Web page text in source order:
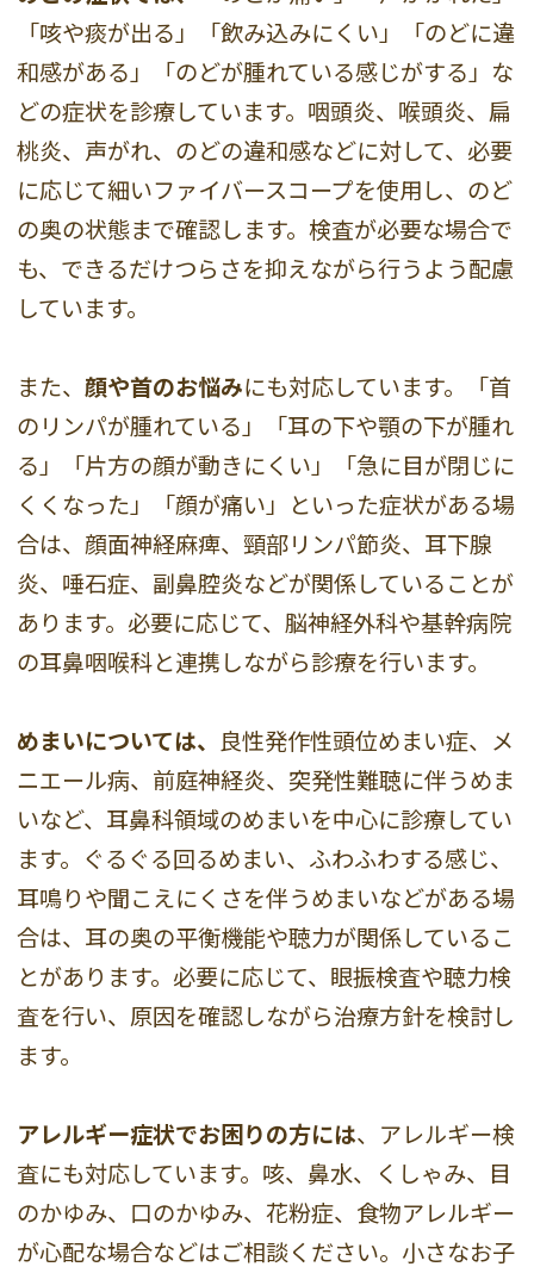
「咳や痰が出る」「飲み込みにくい」「のどに違
和感がある」「のどが腫れている感じがする」な
どの症状を診療しています。咽頭炎、喉頭炎、扁
桃炎、声がれ、のどの違和感などに対して、必要
に応じて細いファイバースコープを使用し、のど
の奥の状態まで確認します。検査が必要な場合で
も、できるだけつらさを抑えながら行うよう配慮
しています。
また、顔や首のお悩みにも対応しています。「首
のリンパが腫れている」「耳の下や顎の下が腫れ
る」「片方の顔が動きにくい」「急に目が閉じに
くくなった」「顔が痛い」といった症状がある場
合は、顔面神経麻痺、頸部リンパ節炎、耳下腺
炎、唾石症、副鼻腔炎などが関係していることが
あります。必要に応じて、脳神経外科や基幹病院
の耳鼻咽喉科と連携しながら診療を行います。
めまいについては、 良性発作性頭位めまい症、メ
ニエール病、前庭神経炎、突発性難聴に伴うめま
いなど、耳鼻科領域のめまいを中心に診療してい
ます。ぐるぐる回るめまい、ふわふわする感じ、
耳鳴りや聞こえにくさを伴うめまいなどがある場
合は、耳の奥の平衡機能や聴力が関係しているこ
とがあります。必要に応じて、眼振検査や聴力検
査を行い、原因を確認しながら治療方針を検討し
ます。
アレルギー症状でお困りの方には、アレルギー検
査にも対応しています。咳、鼻水、くしゃみ、目
のかゆみ、口のかゆみ、花粉症、食物アレルギー
が心配な場合などはご相談ください。小さなお子